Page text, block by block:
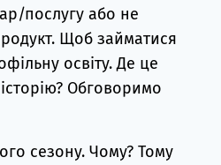
послугу або не
Щоб займатися
освіту. Де це
Обговоримо
сезону. Чому? Тому